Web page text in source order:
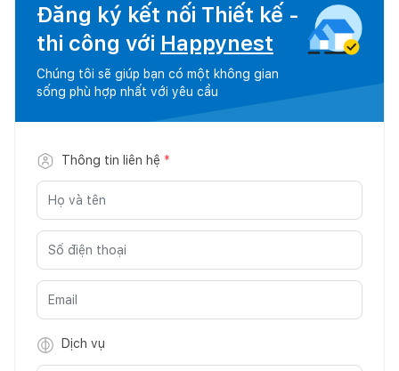
Đăng ký kết nối Thiết kế -
thi công với Happynest
Chúng tôi sẽ giúp bạn có một không gian
sống phù hợp nhất với yêu cầu
Thông tin liên hệ *
Dịch vụ